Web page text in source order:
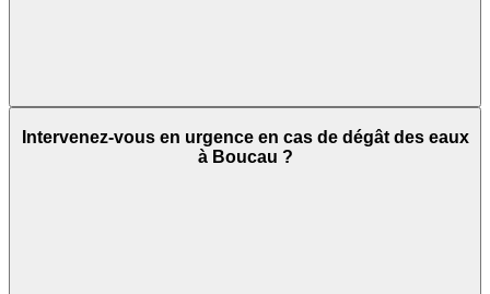
Intervenez-vous en urgence en cas de dégât des eaux
à Boucau ?